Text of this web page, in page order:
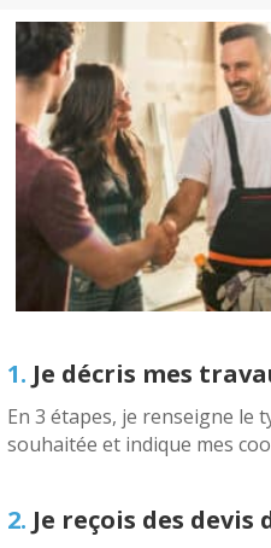
1. Je décris mes
En 3 étapes, je renseigne le
souhaitée et indique mes
2. Je reçois des devis